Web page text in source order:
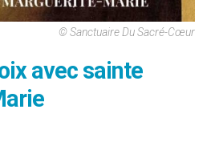
© Sanctuaire Du Sacré-Cœur
avec sainte